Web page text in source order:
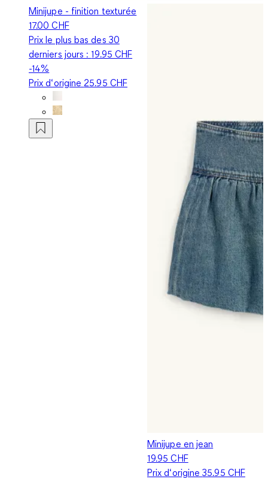
Minijupe - finition texturée
17.00 CHF
Prix le plus bas des 30
derniers jours :19.95 CHF
-14%
Prix d‘origine 25.95 CHF
Minijupe en jean
19.95 CHF
Prix d‘origine35.95 CHF